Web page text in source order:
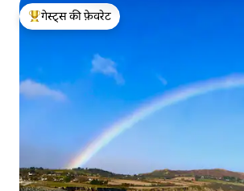
गेस्ट्स का टॉप फ़ेवरेट
गेस्ट्स की फ़ेवरेट